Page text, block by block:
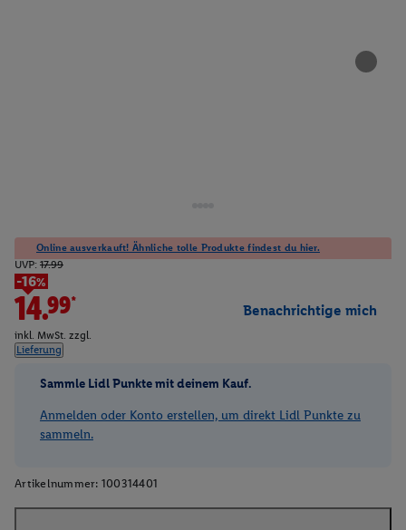
Online ausverkauft! Ähnliche tolle Produkte findest du hier.
UVP: 17.99
-16%
14.99*
inkl. MwSt. zzgl.
Lieferung
Benachrichtige mich
Sammle Lidl Punkte mit deinem Kauf.
Anmelden oder Konto erstellen, um direkt Lidl Punkte zu
sammeln.
Artikelnummer: 100314401